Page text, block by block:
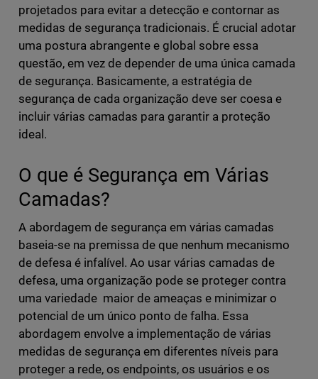
projetados para evitar a detecção e contornar as
medidas de segurança tradicionais. É crucial adotar
uma postura abrangente e global sobre essa
questão, em vez de depender de uma única camada
de segurança. Basicamente, a estratégia de
segurança de cada organização deve ser coesa e
incluir várias camadas para garantir a proteção
ideal.
O que é Segurança em Várias
Camadas?
A abordagem de segurança em várias camadas
baseia-se na premissa de que nenhum mecanismo
de defesa é infalível. Ao usar várias camadas de
defesa, uma organização pode se proteger contra
uma variedade maior de ameaças e minimizar o
potencial de um único ponto de falha. Essa
abordagem envolve a implementação de várias
medidas de segurança em diferentes níveis para
proteger a rede, os endpoints, os usuários e os